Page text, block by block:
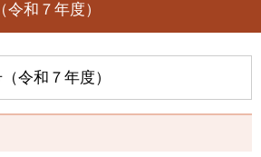
和７年度）
令和７年度）